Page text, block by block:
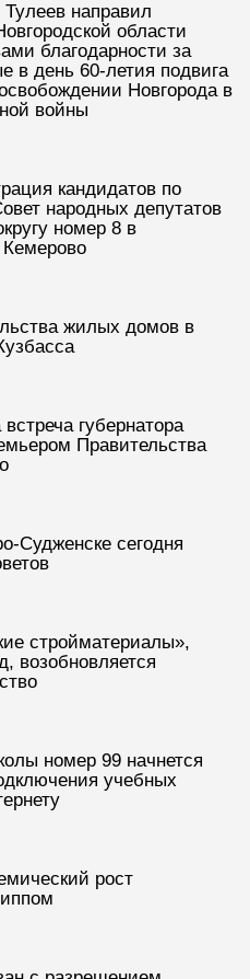
направил
области
благодарности за
в день 60-летия подвига
Новгорода в
войны
кандидатов по
народных депутатов
номер 8 в
Кемерово
жилых домов в
губернатора
Правительства
Судженске сегодня
стройматериалы»,
возобновляется
номер 99 начнется
учебных
рост